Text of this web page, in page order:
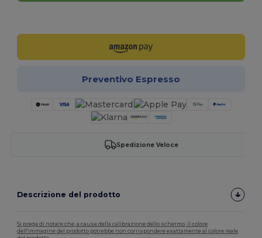
Preventivo Espresso
Spedizione Veloce
Descrizione del prodotto
Si prega di notare che, a causa della calibrazione dello schermo, il colore
dell'immagine del prodotto potrebbe non corrispondere esattamente al colore reale